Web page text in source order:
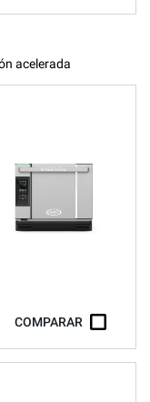
acelerada
COMPARAR